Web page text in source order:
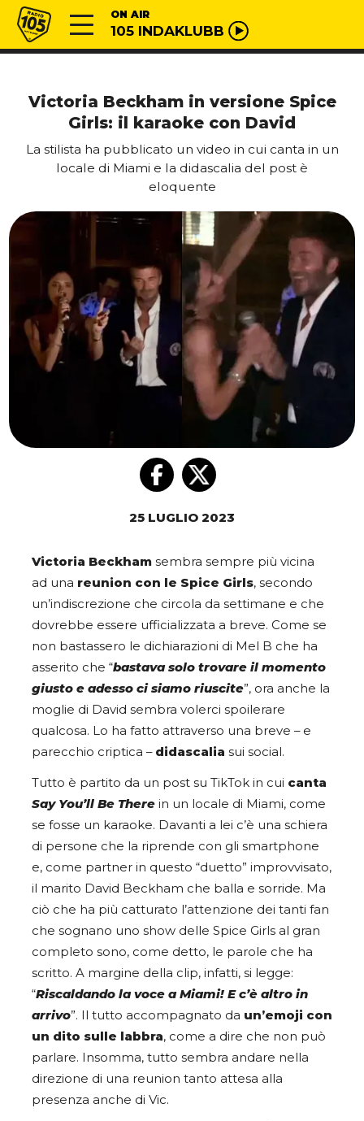
Vai al contenuto
Radio 105 ON AIR
105 INDAKLUBB
Victoria Beckham in versione Spice
Girls: il karaoke con David
La stilista ha pubblicato un video in cui canta in un
locale di Miami e la didascalia del post è
eloquente
25 LUGLIO 2023
Victoria Beckham sembra sempre più vicina
ad una reunion con le Spice Girls, secondo
un’indiscrezione che circola da settimane e che
dovrebbe essere ufficializzata a breve. Come se
non bastassero le dichiarazioni di Mel B che ha
asserito che “bastava solo trovare il momento
giusto e adesso ci siamo riuscite”, ora anche la
moglie di David sembra volerci spoilerare
qualcosa. Lo ha fatto attraverso una breve – e
parecchio criptica – didascalia sui social.
Tutto è partito da un post su TikTok in cui canta
Say You’ll Be There in un locale di Miami, come
se fosse un karaoke. Davanti a lei c’è una schiera
di persone che la riprende con gli smartphone
e, come partner in questo “duetto” improvvisato,
il marito David Beckham che balla e sorride. Ma
ciò che ha più catturato l’attenzione dei tanti fan
che sognano uno show delle Spice Girls al gran
completo sono, come detto, le parole che ha
scritto. A margine della clip, infatti, si legge:
“Riscaldando la voce a Miami! E c’è altro in
arrivo”. Il tutto accompagnato da un’emoji con
un dito sulle labbra, come a dire che non può
parlare. Insomma, tutto sembra andare nella
direzione di una reunion tanto attesa alla
presenza anche di Vic.